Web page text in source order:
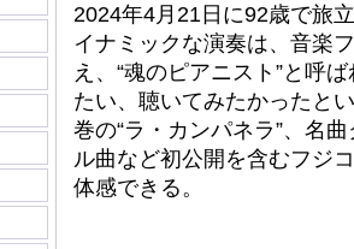
2024年4月21日に92歳で旅
イナミックな演奏は、音楽
え、“魂のピアニスト”と呼
たい、聴いてみたかったと
巻の“ラ・カンパネラ”、名
ル曲など初公開を含むフジ
体感できる。